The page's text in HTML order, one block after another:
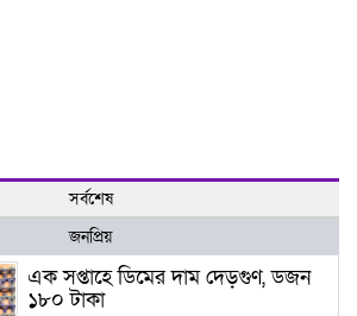
সর্বশেষ
জনপ্রিয়
এক সপ্তাহে ডিমের দাম দেড়গুণ, ডজন
১৮০ টাকা